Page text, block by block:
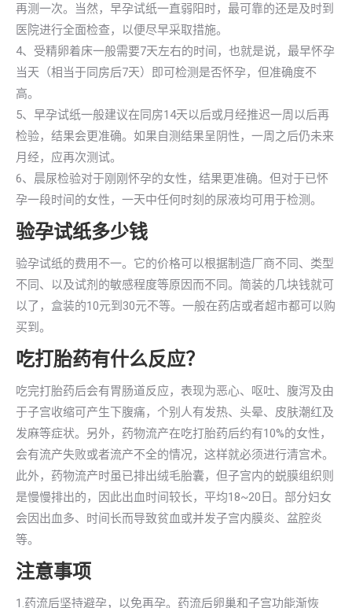
再测一次。当然，早孕试纸一直弱阳时，最可靠的还是及时到
医院进行全面检查，以便尽早采取措施。
4、受精卵着床一般需要7天左右的时间，也就是说，最早怀孕
当天（相当于同房后7天）即可检测是否怀孕，但准确度不
高。
5、早孕试纸一般建议在同房14天以后或月经推迟一周以后再
检验，结果会更准确。如果自测结果呈阴性，一周之后仍未来
月经，应再次测试。
6、晨尿检验对于刚刚怀孕的女性，结果更准确。但对于已怀
孕一段时间的女性，一天中任何时刻的尿液均可用于检测。
验孕试纸多少钱
验孕试纸的费用不一。它的价格可以根据制造厂商不同、类型
不同、以及试剂的敏感程度等原因而不同。简装的几块钱就可
以了，盒装的10元到30元不等。一般在药店或者超市都可以购
买到。
吃打胎药有什么反应？
吃完打胎药后会有胃肠道反应，表现为恶心、呕吐、腹泻及由
于子宫收缩可产生下腹痛，个别人有发热、头晕、皮肤潮红及
发麻等症状。另外，药物流产在吃打胎药后约有10%的女性，
会有流产失败或者流产不全的情况，这样就必须进行清宫术。
此外，药物流产时虽已排出绒毛胎囊，但子宫内的蜕膜组织则
是慢慢排出的，因此出血时间较长，平均18~20日。部分妇女
会因出血多、时间长而导致贫血或并发子宫内膜炎、盆腔炎
等。
注意事项
1.药流后坚持避孕，以免再孕。药流后卵巢和子宫功能渐恢